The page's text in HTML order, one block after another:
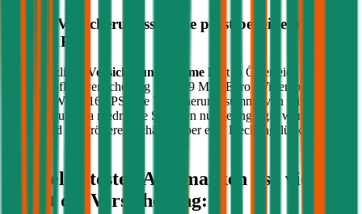
Welche Versicherungssumme passt bei einem PKW
PS?
Die gesetzliche Versicherungssumme liegt in Österreich bei der
Kfz-Haftpflichtversicherung bei 7,79 Mio. Euro. Wir empfehlen für
Ihren PKW mit
161
PS eine Versicherungssumme von mindestens
20 Mio. Euro, da niedrigere Summen nur geringfügig weniger
kosten und bei größeren Schäden aber eine Deckungslücke auftreten
Die beliebtesten Automarken - so viel
kostet die Versicherung: